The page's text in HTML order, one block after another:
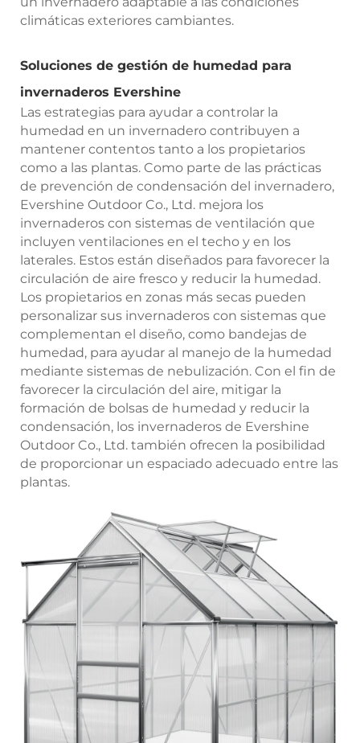
climáticas exteriores cambiantes.
Soluciones de gestión de humedad para
invernaderos Evershine
Las estrategias para ayudar a controlar la
humedad en un invernadero contribuyen a
mantener contentos tanto a los propietarios
como a las plantas. Como parte de las prácticas
de prevención de condensación del invernadero,
Evershine Outdoor Co., Ltd. mejora los
invernaderos con sistemas de ventilación que
incluyen ventilaciones en el techo y en los
laterales. Estos están diseñados para favorecer la
circulación de aire fresco y reducir la humedad.
Los propietarios en zonas más secas pueden
personalizar sus invernaderos con sistemas que
complementan el diseño, como bandejas de
humedad, para ayudar al manejo de la humedad
mediante sistemas de nebulización. Con el fin de
favorecer la circulación del aire, mitigar la
formación de bolsas de humedad y reducir la
condensación, los invernaderos de Evershine
Outdoor Co., Ltd. también ofrecen la posibilidad
de proporcionar un espaciado adecuado entre las
plantas.